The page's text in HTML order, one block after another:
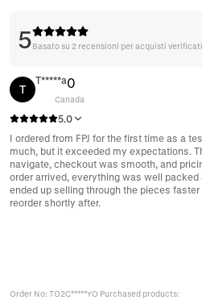
5Basato su 2 recensioni per acquisti verificati
T
T*****a0
Canada
5.0
I ordered from FPJ for the first time as a
much, but it exceeded my expectations.
navigate, checkout was smooth, and
order arrived, everything was well
ended up selling through the pieces
reorder shortly after.
Order No: TO2C*****YO Purchased products: